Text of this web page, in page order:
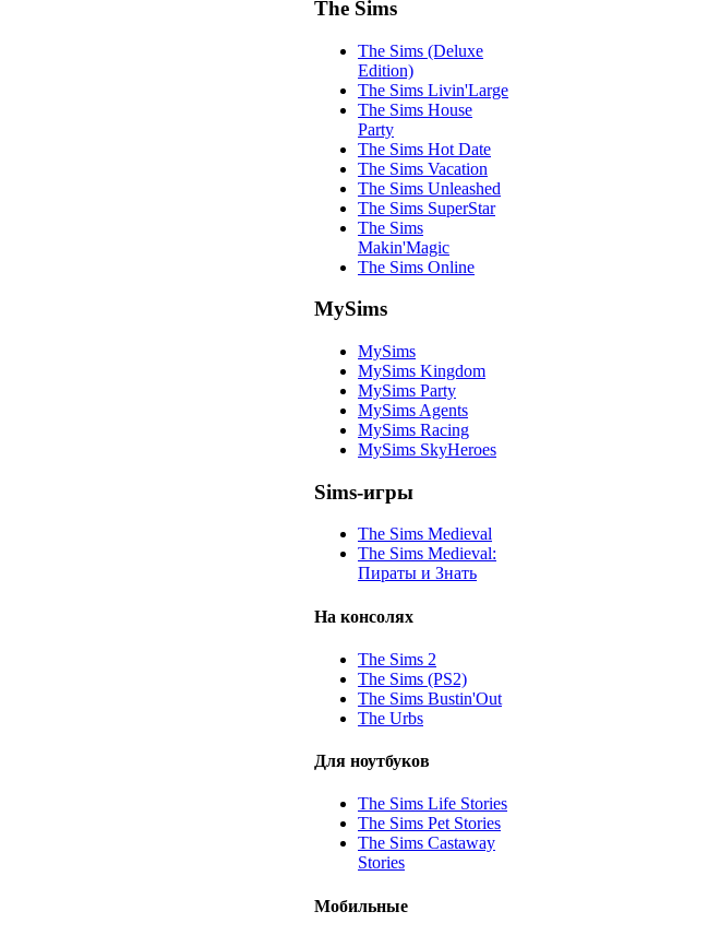
The Sims
The Sims (Deluxe
Edition)
The Sims Livin'Large
The Sims House
Party
The Sims Hot Date
The Sims Vacation
The Sims Unleashed
The Sims SuperStar
The Sims
Makin'Magic
The Sims Online
MySims
MySims
MySims Kingdom
MySims Party
MySims Agents
MySims Racing
MySims SkyHeroes
Sims-игры
The Sims Medieval
The Sims Medieval:
Пираты и Знать
На консолях
The Sims 2
The Sims (PS2)
The Sims Bustin'Out
The Urbs
Для ноутбуков
The Sims Life Stories
The Sims Pet Stories
The Sims Castaway
Stories
Мобильные